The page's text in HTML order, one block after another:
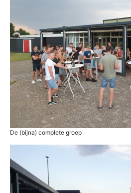
De (bijna) complete groep